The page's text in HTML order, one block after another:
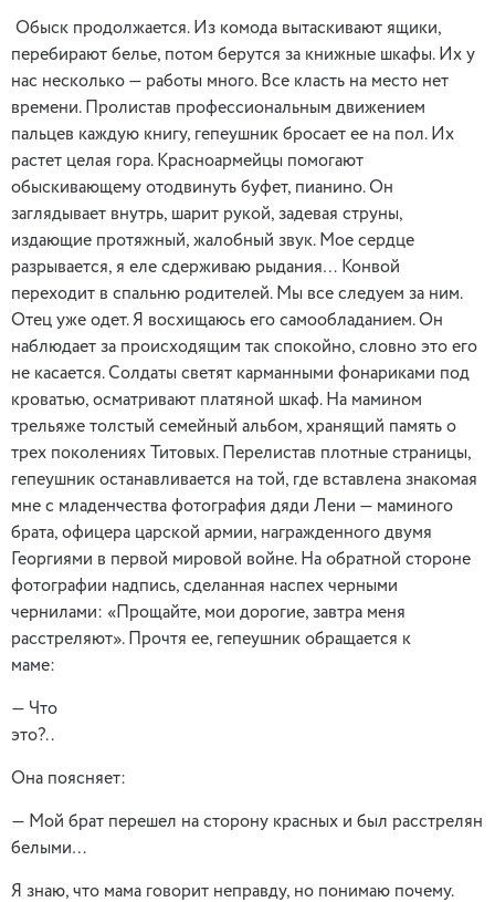
Обыск продолжается. Из комода вытаскивают ящики,
перебирают белье, потом берутся за книжные шкафы. Их у
нас несколько — работы много. Все класть на место нет
времени. Пролистав профессиональным движением
пальцев каждую книгу, гепеушник бросает ее на пол. Их
растет целая гора. Красноармейцы помогают
обыскивающему отодвинуть буфет, пианино. Он
заглядывает внутрь, шарит рукой, задевая струны,
издающие протяжный, жалобный звук. Мое сердце
разрывается, я еле сдерживаю рыдания… Конвой
переходит в спальню родителей. Мы все следуем за ним.
Отец уже одет. Я восхищаюсь его самообладанием. Он
наблюдает за происходящим так спокойно, словно это его
не касается. Солдаты светят карманными фонариками под
кроватью, осматривают платяной шкаф. На мамином
трельяже толстый семейный альбом, хранящий память о
трех поколениях Титовых. Перелистав плотные страницы,
гепеушник останавливается на той, где вставлена знакомая
мне с младенчества фотография дяди Лени — маминого
брата, офицера царской армии, награжденного двумя
Георгиями в первой мировой войне. На обратной стороне
фотографии надпись, сделанная наспех черными
чернилами: «Прощайте, мои дорогие, завтра меня
расстреляют». Прочтя ее, гепеушник обращается к
— Что
это?..
Она поясняет:
— Мой брат перешел на сторону красных и был расстрелян
белыми…
Я знаю, что мама говорит неправду, но понимаю почему.